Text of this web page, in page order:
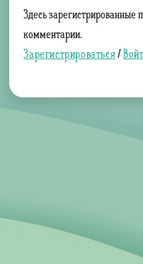
Здесь зарегистрированные
комментарии.
Зарегистрироваться/